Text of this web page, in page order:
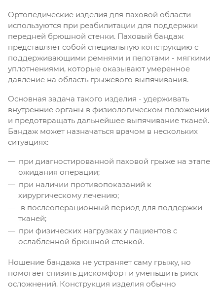
Ортопедические изделия для паховой области
используются при реабилитации для поддержки
передней брюшной стенки. Паховый бандаж
представляет собой специальную конструкцию с
поддерживающими ремнями и пелотами - мягкими
уплотнениями, которые оказывают умеренное
давление на область грыжевого выпячивания.
Основная задача такого изделия - удерживать
внутренние органы в физиологическом положении
и предотвращать дальнейшее выпячивание тканей.
Бандаж может назначаться врачом в нескольких
ситуациях:
при диагностированной паховой грыже на этапе
ожидания операции;
при наличии противопоказаний к
хирургическому лечению;
в послеоперационный период для поддержки
тканей;
при физических нагрузках у пациентов с
ослабленной брюшной стенкой.
Ношение бандажа не устраняет саму грыжу, но
помогает снизить дискомфорт и уменьшить риск
осложнений. Конструкция изделия обычно